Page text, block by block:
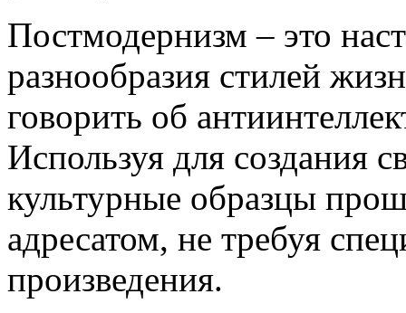
Постмодернизм – это
разнообразия стилей
говорить об
Используя для создания
культурные образцы
адресатом, не требуя
произведения.